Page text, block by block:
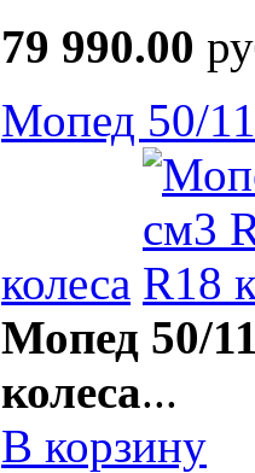
79 990.00
Мопед 50/
колеса
Мопед 50/
колеса...
В корзину